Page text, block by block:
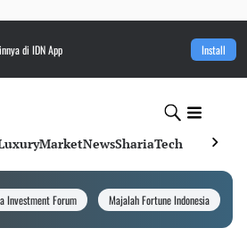
di IDN App Install
MarketNewsShariaTech
Investment Forum Majalah Fortune Indonesia